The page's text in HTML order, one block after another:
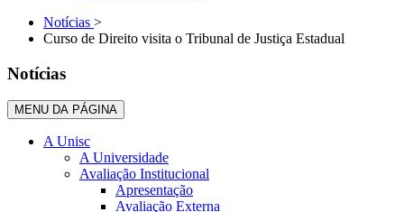
Notícias >
Curso de Direito visita o Tribunal de Justiça Estadual
Notícias
MENU DA PÁGINA
A Unisc
A Universidade
Avaliação Institucional
Apresentação
Avaliação Externa